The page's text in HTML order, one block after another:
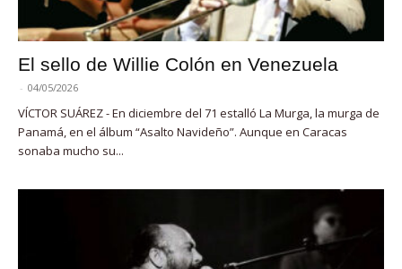
El sello de Willie Colón en Venezuela
- 04/05/2026
VÍCTOR SUÁREZ - En diciembre del 71 estalló La Murga, la murga de
Panamá, en el álbum “Asalto Navideño”. Aunque en Caracas
sonaba mucho su...